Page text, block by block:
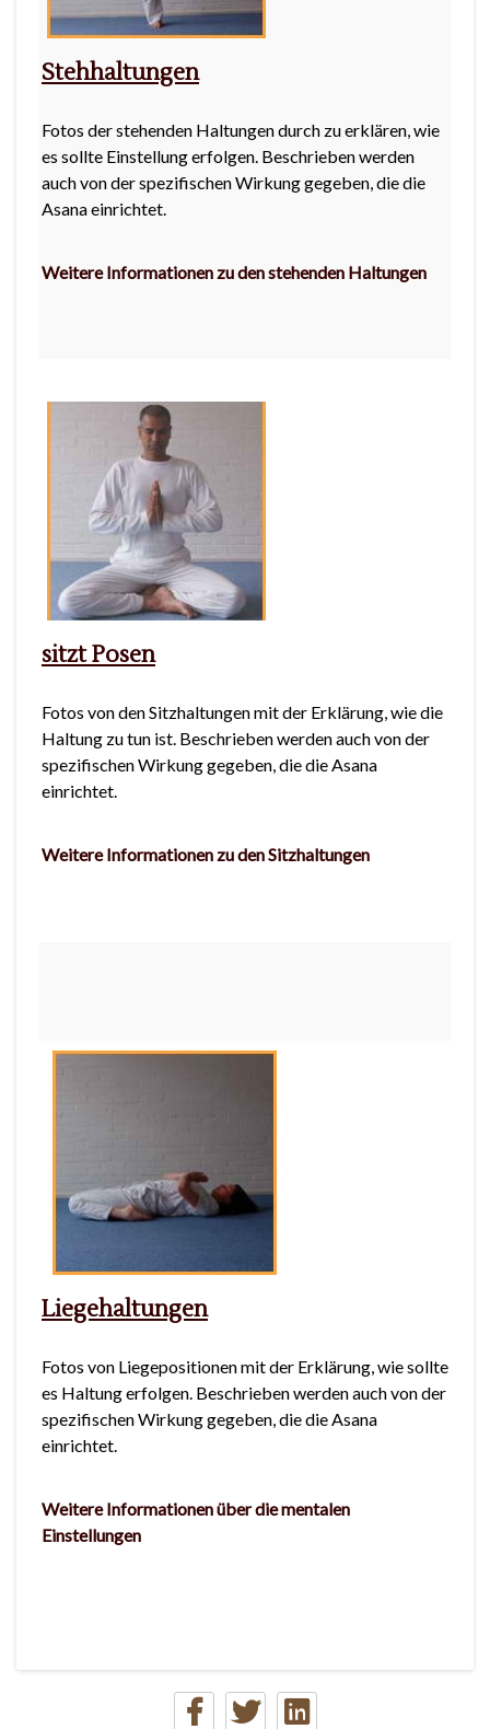
Stehhaltungen
Fotos der stehenden Haltungen durch zu erklären, wie
es sollte Einstellung erfolgen. Beschrieben werden
auch von der spezifischen Wirkung gegeben, die die
Asana einrichtet.
Weitere Informationen zu den stehenden Haltungen
sitzt Posen
Fotos von den Sitzhaltungen mit der Erklärung, wie die
Haltung zu tun ist. Beschrieben werden auch von der
spezifischen Wirkung gegeben, die die Asana
einrichtet.
Weitere Informationen zu den Sitzhaltungen
Liegehaltungen
Fotos von Liegepositionen mit der Erklärung, wie sollte
es Haltung erfolgen. Beschrieben werden auch von der
spezifischen Wirkung gegeben, die die Asana
einrichtet.
Weitere Informationen über die mentalen
Einstellungen